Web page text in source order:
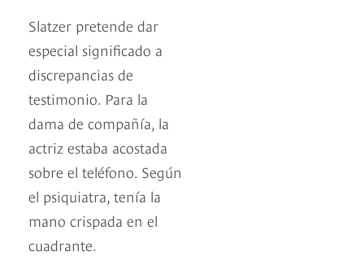
Slatzer pretende dar
especial significado a
discrepancias de
testimonio. Para la
dama de compañía, la
actriz estaba acostada
sobre el teléfono. Según
el psiquiatra, tenía la
mano crispada en el
cuadrante.